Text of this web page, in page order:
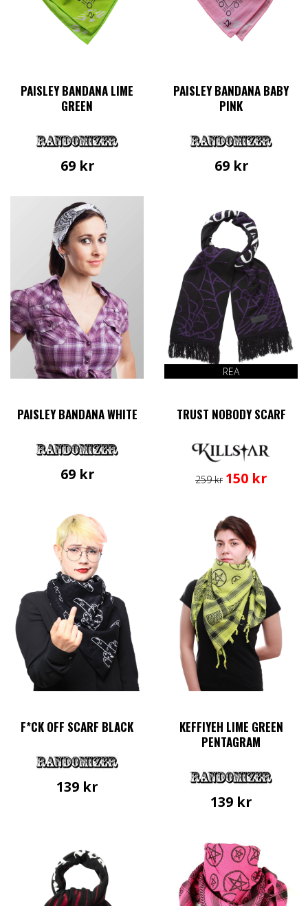
PAISLEY BANDANA LIME
GREEN
69 kr
PAISLEY BANDANA BABY
PINK
69 kr
PAISLEY BANDANA WHITE
69 kr
REA
TRUST NOBODY SCARF
259kr Det
var:
259 kr.
150 krDet
F*CK OFF SCARF BLACK
139 kr
KEFFIYEH LIME GREEN
PENTAGRAM
139 kr